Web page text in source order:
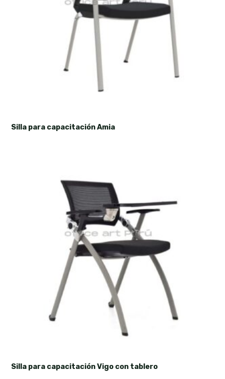
Silla para capacitación Amia
Silla para capacitación Vigo con tablero